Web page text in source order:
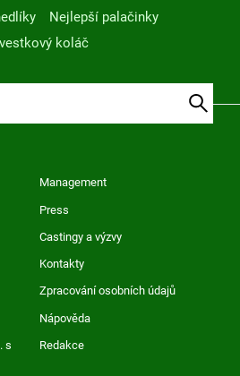
Nejlepší palačinky
koláč
Management
Press
Castingy a výzvy
Kontakty
Zpracování osobních údajů
Nápověda
s
Redakce